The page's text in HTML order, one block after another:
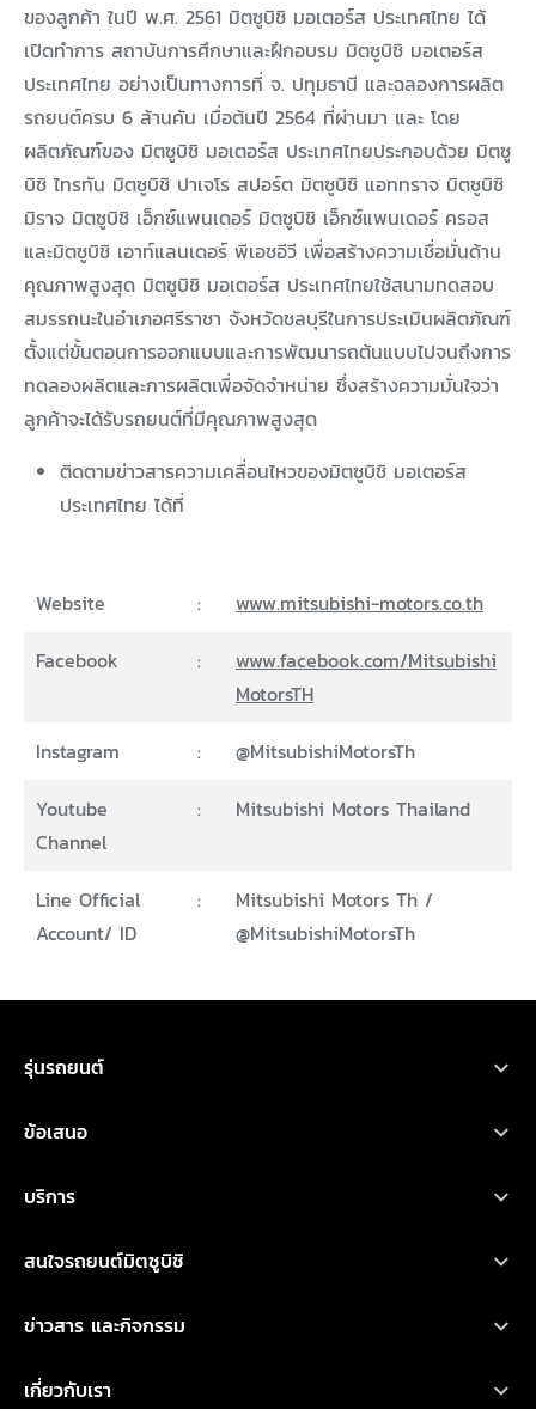
ของลูกค้า ในปี พ.ศ. 2561 มิตซูบิชิ มอเตอร์ส ประเทศไทย ได้
เปิดทำการ สถาบันการศึกษาและฝึกอบรม มิตซูบิชิ มอเตอร์ส
ประเทศไทย อย่างเป็นทางการที่ จ. ปทุมธานี และฉลองการผลิต
รถยนต์ครบ 6 ล้านคัน เมื่อต้นปี 2564 ที่ผ่านมา และ โดย
ผลิตภัณฑ์ของ มิตซูบิชิ มอเตอร์ส ประเทศไทยประกอบด้วย มิตซู
บิชิ ไทรทัน มิตซูบิชิ ปาเจโร สปอร์ต มิตซูบิชิ แอททราจ มิตซูบิชิ
มิราจ มิตซูบิชิ เอ็กซ์แพนเดอร์ มิตซูบิชิ เอ็กซ์แพนเดอร์ ครอส
และมิตซูบิชิ เอาท์แลนเดอร์ พีเอชอีวี เพื่อสร้างความเชื่อมั่นด้าน
คุณภาพสูงสุด มิตซูบิชิ มอเตอร์ส ประเทศไทยใช้สนามทดสอบ
สมรรถนะในอำเภอศรีราชา จังหวัดชลบุรีในการประเมินผลิตภัณฑ์
ตั้งแต่ขั้นตอนการออกแบบและการพัฒนารถต้นแบบไปจนถึงการ
ทดลองผลิตและการผลิตเพื่อจัดจำหน่าย ซึ่งสร้างความมั่นใจว่า
ลูกค้าจะได้รับรถยนต์ที่มีคุณภาพสูงสุด
ติดตามข่าวสารความเคลื่อนไหวของมิตซูบิชิ มอเตอร์ส
ประเทศไทย ได้ที่
Website :
www.mitsubishi-motors.co.th
Facebook
:
www.facebook.com/Mitsubishi
MotorsTH
Instagram
:
@MitsubishiMotorsTh
Youtube
Channel
: Mitsubishi Motors Thailand
Line Official
Account/ ID
:
Mitsubishi Motors Th /
@MitsubishiMotorsTh
รุ่นรถยนต์
ไทรทัน
เอ็กซ์แพนเดอร์ เอชอีวี ใหม่
แอททราจ
ข้อเสนอ
อุปกรณ์ตกแต่ง
คำนวณค่าใช้จ่ายเบื้องต้น
บริการ
น้ำมันเครื่องและเคมีภัณฑ์
ตรวจสอบ/ปรับปรุงคุณภาพ
สนใจรถยนต์มิตซูบิชิ
ดาวน์โหลดโบรชัวร์
ข่าวสาร และกิจกรรม
ข่าวสารล่าสุด
เกี่ยวกับเรา